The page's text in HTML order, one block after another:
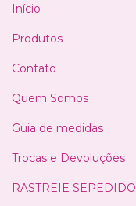
Início
Produtos
Contato
Quem Somos
Guia de medidas
Trocas e Devoluções
RASTREIE SEPEDIDO